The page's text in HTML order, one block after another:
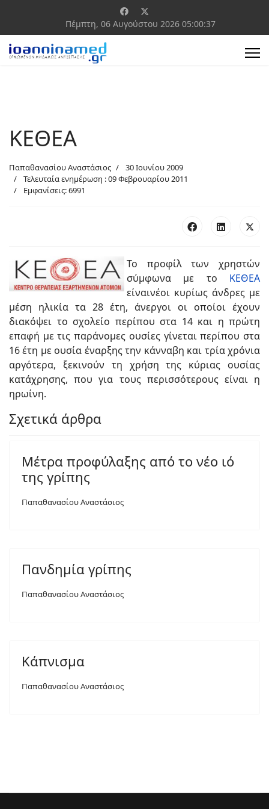
Πέμπτη, 06 Αυγούστου 2026 05:00:37
ΚΕΘΕΑ
Παπαθανασίου Αναστάσιος
30 Ιουνίου 2009
Τελευταία ενημέρωση : 09 Φεβρουαρίου 2011
Εμφανίσεις: 6991
Το προφίλ των χρηστών
σύμφωνα με το ΚΕΘΕΑ
είναινέοι κυρίως άνδρες με
μέση ηλικία τα 28 έτη, άνεργοι οι οποίοι έχουν
διακόψει το σχολείο περίπου στα 14 και η πρώτη
επαφή με τις παράνομες ουσίες γίνεται περίπου στα
16 έτη με ουσία έναρξης την κάνναβη και τρία χρόνια
αργότερα, ξεκινούν τη χρήση της κύριας ουσίας
κατάχρησης, που για τους περισσότερους είναι η
ηρωίνη.
Σχετικά άρθρα
Μέτρα προφύλαξης από το νέο ιό
της γρίπης
Παπαθανασίου Αναστάσιος
Πανδημία γρίπης
Παπαθανασίου Αναστάσιος
Κάπνισμα
Παπαθανασίου Αναστάσιος